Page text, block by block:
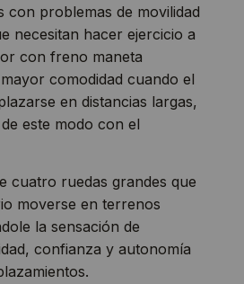
con problemas de movilidad
necesitan hacer ejercicio a
con freno maneta
comodidad cuando el
en distancias largas,
este modo con el
cuatro ruedas grandes que
moverse en terrenos
la sensación de
confianza y autonomía